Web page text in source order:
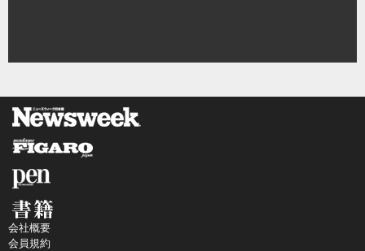
会社概要
会員規約